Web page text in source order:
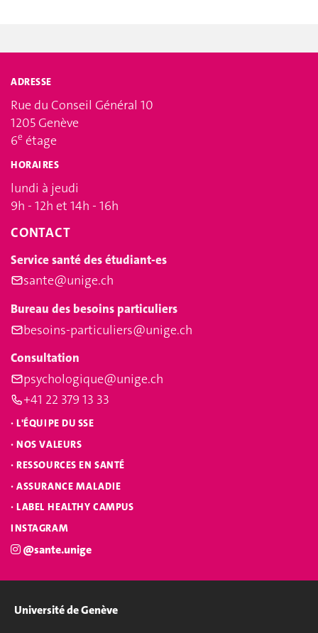
ADRESSE
Rue du Conseil Général 10
1205 Genève
6e étage
HORAIRES
lundi à jeudi
9h - 12h et 14h - 16h
CONTACT
Service santé des étudiant-es
sante@unige.ch
Bureau des besoins particuliers
besoins-particuliers@unige.ch
Consultation
psychologique@unige.ch
+41 22 379 13 33
·L'ÉQUIPE DU SSE
·NOS VALEURS
·RESSOURCES EN SANTÉ
·ASSURANCE MALADIE
·LABEL HEALTHY CAMPUS
INSTAGRAM
@sante.unige
Université de Genève